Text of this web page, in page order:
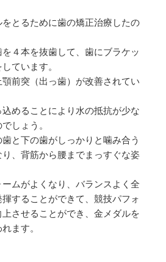
とるために歯の矯正治療したの
を４本を抜歯して、歯にブラケッ
ています。
前突（出っ歯）が改善されてい
めることにより水の抵抗が少な
しょう。
と下の歯がしっかりと噛み合う
、背筋から腰までまっすぐな姿
ムがよくなり、バランスよく全
することができて、競技パフォ
させることができ、金メダルを
ます。